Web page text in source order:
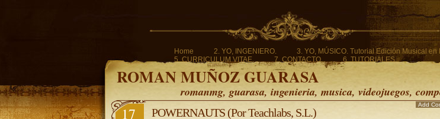
Home 2. YO, INGENIERO. 3. YO, MÚSICO. Tutorial Edición Musical
5. CURRICULUM VITAE.
7. CONTACTO. 6. TUTORIALES.
ROMAN MUÑOZ GUARASA
romanmg, guarasa, ingenieria, musica, videojuegos,
17 POWERNAUTS (Por Teachlabs, S.L.)
Add